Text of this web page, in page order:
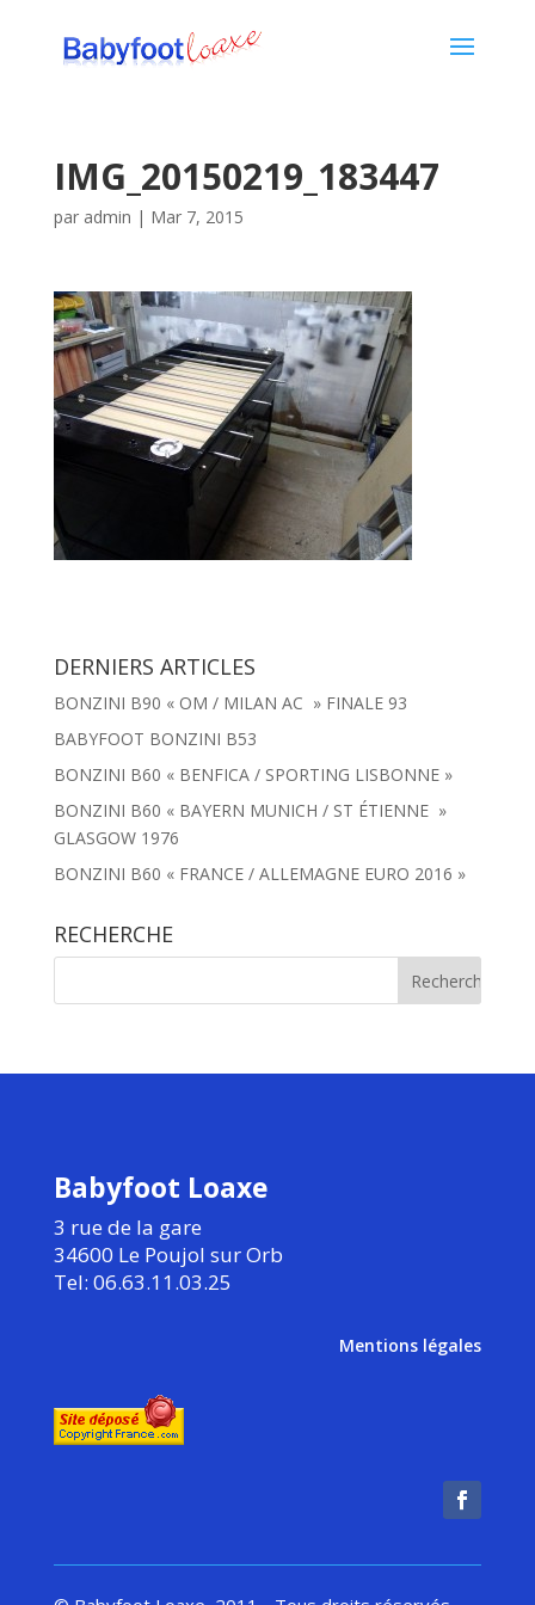
IMG_20150219_183447
par admin | Mar 7, 2015
DERNIERS ARTICLES
BONZINI B90 « OM / MILAN AC » FINALE 93
BABYFOOT BONZINI B53
BONZINI B60 « BENFICA / SPORTING LISBONNE »
BONZINI B60 « BAYERN MUNICH / ST ÉTIENNE »
GLASGOW 1976
BONZINI B60 « FRANCE / ALLEMAGNE EURO 2016 »
RECHERCHE
Babyfoot Loaxe
3 rue de la gare
34600 Le Poujol sur Orb
Tel: 06.63.11.03.25
Mentions légales